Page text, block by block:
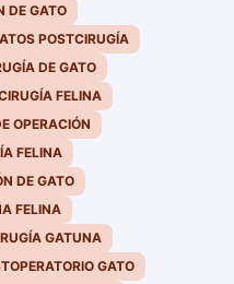
DE GATO
POSTCIRUGÍA
DE GATO
FELINA
OPERACIÓN
FELINA
DE GATO
FELINA
GATUNA
GATO